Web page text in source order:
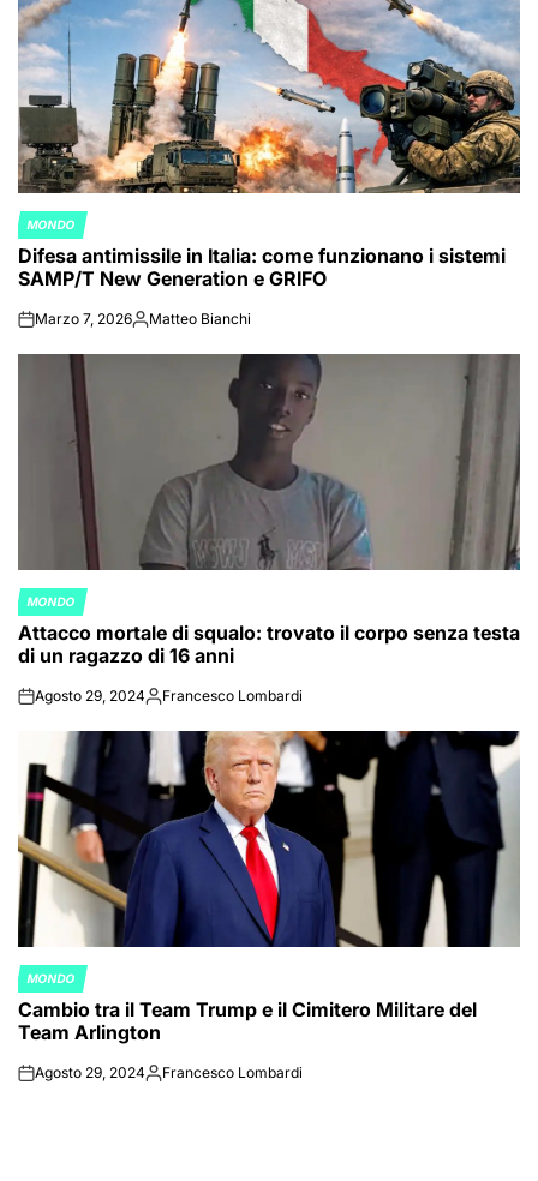
POSTED
IN
MONDO
Difesa antimissile in Italia: come funzionano i sistemi
SAMP/T New Generation e GRIFO
onMarzo 7, 2026Posted
Matteo Bianchi
POSTED
IN
MONDO
Attacco mortale di squalo: trovato il corpo senza testa
di un ragazzo di 16 anni
onAgosto 29, 2024Posted
Francesco Lombardi
POSTED
IN
MONDO
Cambio tra il Team Trump e il Cimitero Militare del
Team Arlington
onAgosto 29, 2024Posted
Francesco Lombardi